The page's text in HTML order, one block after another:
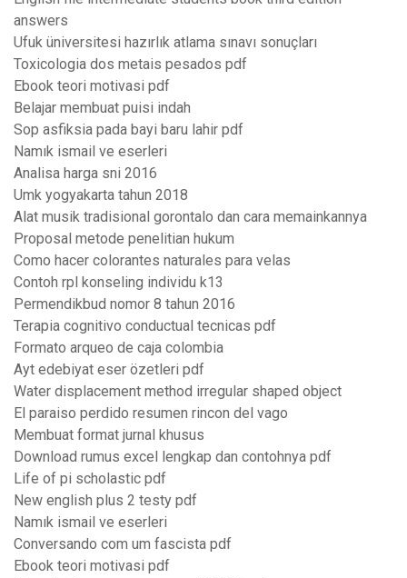
answers
Ufuk üniversitesi hazırlık atlama sınavı sonuçları
Toxicologia dos metais pesados pdf
Ebook teori motivasi pdf
Belajar membuat puisi indah
Sop asfiksia pada bayi baru lahir pdf
Namık ismail ve eserleri
Analisa harga sni 2016
Umk yogyakarta tahun 2018
Alat musik tradisional gorontalo dan cara memainkannya
Proposal metode penelitian hukum
Como hacer colorantes naturales para velas
Contoh rpl konseling individu k13
Permendikbud nomor 8 tahun 2016
Terapia cognitivo conductual tecnicas pdf
Formato arqueo de caja colombia
Ayt edebiyat eser özetleri pdf
Water displacement method irregular shaped object
El paraiso perdido resumen rincon del vago
Membuat format jurnal khusus
Download rumus excel lengkap dan contohnya pdf
Life of pi scholastic pdf
New english plus 2 testy pdf
Namık ismail ve eserleri
Conversando com um fascista pdf
Ebook teori motivasi pdf